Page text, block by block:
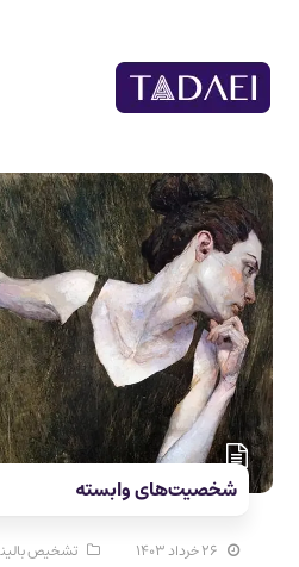
شخصیت‌های وابسته
۲۶ خرداد ۱۴۰۳ تشخیص